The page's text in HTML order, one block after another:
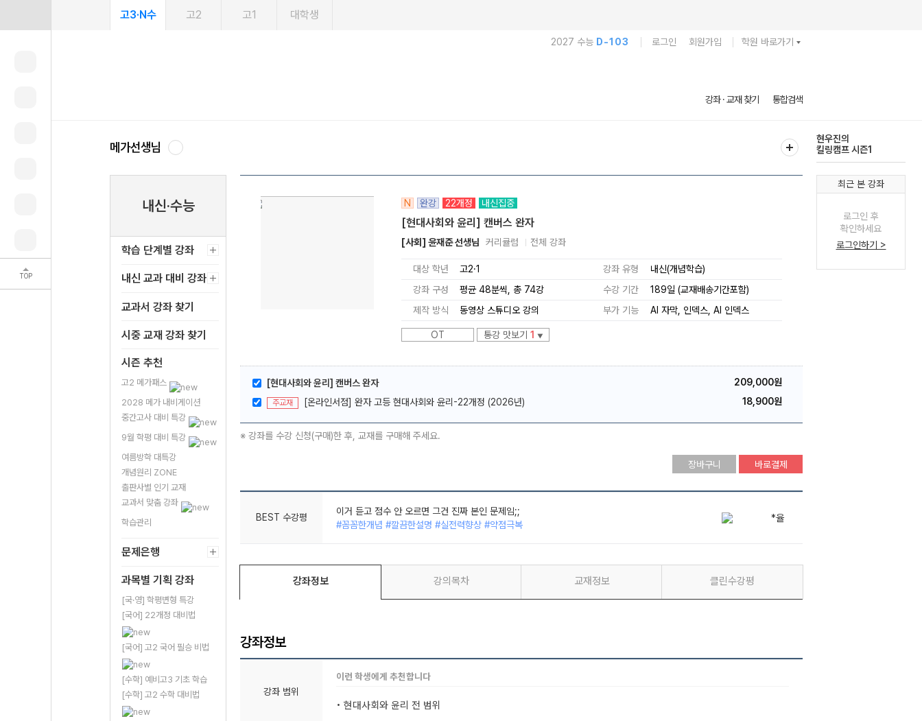
TOP
고3·N수 고2 고1 대학생
2027 수능 D-103 로그인 회원가입 학원 바로가기
메가스터디
강좌 · 교재 찾기 통합검색
메가선생님
현우진의
킬링캠프 시즌1
내신·수능
학습 단계별 강좌
내신 교과 대비 강좌
교과서 강좌 찾기
시중 교재 강좌 찾기
시즌 추천
고2 메가패스
2028 메가 내비게이션
중간고사 대비 특강
9월 학평 대비 특강
여름방학 대특강
개념원리 ZONE
출판사별 인기 교재
교과서 맞춤 강좌
학습관리
문제은행
과목별 기획 강좌
[국·영] 학평변형 특강
[국어] 22개정 대비법
[국어] 고2 국어 필승 비법
[수학] 예비고3 기초 학습
[수학] 고2 수학 대비법
N 완강 22개정 내신집중
[현대사회와 윤리] 캔버스 완자
[사회] 윤재준 선생님 커리큘럼 전체 강좌
대상 학년 고2·1 강좌 유형
내신(개념학습)
강좌 구성
평균 48분씩, 총 74강 수강 기간
189일 (교재배송기간포함)
제작 방식
동영상 스튜디오 강의 부가 기능 AI 자막 인덱스 AI 인덱스
OT 통강 맛보기 1 ▼
[현대사회와 윤리] 캔버스 완자 209,000원
주교재 [온라인서점] 완자 고등 현대사회와 윤리-22개정 (2026년) 18,900원
※ 강좌를 수강 신청(구매)한 후, 교재를 구매해 주세요.
장바구니 바로결제
BEST 수강평
이거 듣고 점수 안 오르면 그건 진짜 본인 문제임;;
#꼼꼼한개념 #깔끔한설명 #실전력향상 #약점극복
현사윤은 윤재준!
#깔끔한설명 #핵심만쏙쏙 #집중이잘되는 #깔끔한판서
이거 듣고 점수 안 오르면 그건 진짜 본인 문제임;;
강좌정보 강의목차 교재정보 클린수강평
강좌정보
강좌 범위
이런 학생에게 추천합니다
• 현대사회와 윤리 전 범위
최근 본 강좌
로그인 후
확인하세요
로그인하기 >